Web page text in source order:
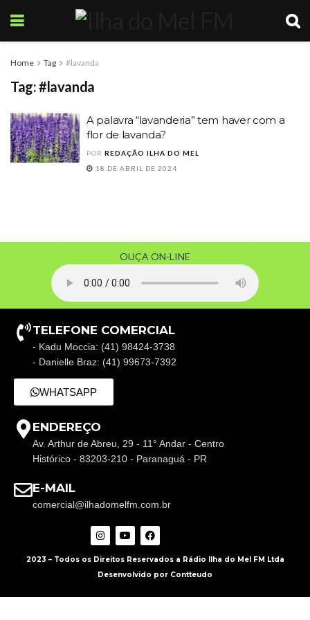
Home Tag #lavanda
Tag:#lavanda
A palavra “lavanderia” tem haver com a
flor de lavanda?
POR REDAÇÃO ILHA DO MEL
18 DE ABRIL DE 2024
OUÇA ON-LINE
TELEFONE COMERCIAL
- Kadu Moccia: (41) 98424-3738
- Danielle Braz: (41) 99673-7392
WHATSAPP
ENDEREÇO
Av. Arthur de Abreu, 29 - 11° Andar - Centro
Histórico - 83203-210 - Paranaguá - PR
E-MAIL
comercial@ilhadomelfm.com.br
2023 – Todos os Direitos Reservados a Rádio Ilha do Mel FM Ltda
Desenvolvido por Contteudo